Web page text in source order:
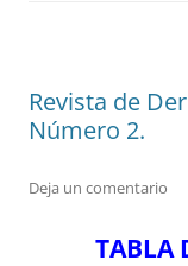
Revista de
Número 2.
Deja un comentario
TABLA